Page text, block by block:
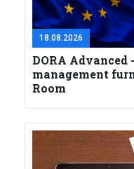
18.08.2026
DORA
management
Room